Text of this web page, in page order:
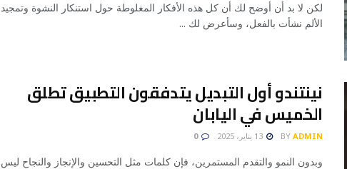
لكن لا بد أن أوضح لك أن كل هذه الأفكار المغلوطة حول استنكار النشوة وتمجيد
الألم نشأت بالفعل، وسأعرض لك ...
نينتندو أول التبديل يتدفقون التطبيق تطلق
الخميس في اليابان
BY ADMIN
0
وبدون النمو والتقدم المستمرين، فإن كلمات مثل التحسين والإنجاز والنجاح ليس